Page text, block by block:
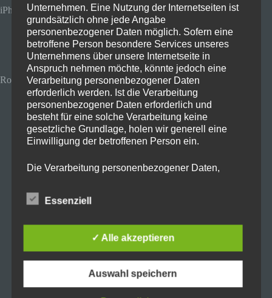
iPhone 17 Kamera Funktionen für alle
25. Oktober 2025 Apps
Rode Capture App
Mit der kostenlosen
werbefreie Kamera App
praktischen Zusatzfunktionen, wie zum
Dual Video Recording
Unternehmen. Eine Nutzung der Internetseiten ist
grundsätzlich ohne jede Angabe
personenbezogener Daten möglich. Sofern eine
betroffene Person besondere Services unseres
Unternehmens über unsere Internetseite in
Anspruch nehmen möchte, könnte jedoch eine
Verarbeitung personenbezogener Daten
erforderlich werden. Ist die Verarbeitung
personenbezogener Daten erforderlich und
besteht für eine solche Verarbeitung keine
gesetzliche Grundlage, holen wir generell eine
Einwilligung der betroffenen Person ein.
Die Verarbeitung personenbezogener Daten,
Adresse oder Telefonnummer einer betroffenen
Person, erfolgt stets im Einklang mit der
Übereinstimmung mit den für uns geltenden
landesspezifischen Datenschutzbestimmungen.
Mittels dieser Datenschutzerklärung möchte unser
und Zweck der von uns erhobenen, genutzten und
verarbeiteten personenbezogenen Daten
Essenziell
✓ Alle akzeptieren
Auswahl speichern